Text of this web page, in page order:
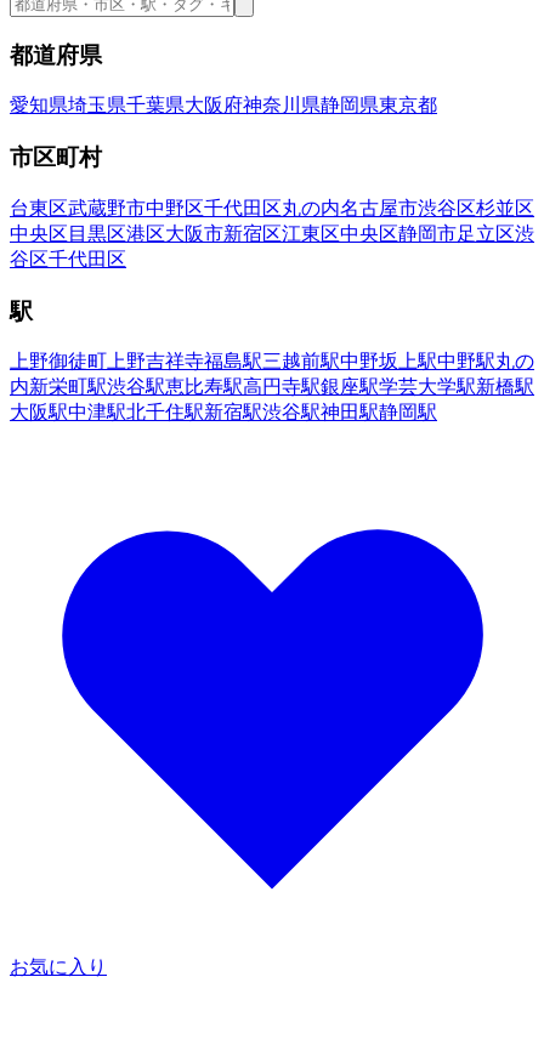
都道府県
愛知県埼玉県千葉県大阪府神奈川県静岡県東京都
市区町村
台東区武蔵野市中野区千代田区丸の内名古屋市渋谷区杉並区
中央区 目黒区港区大阪市新宿区江東区中央区静岡市足立区渋
谷区千代田区
駅
上野御徒町 上野吉祥寺福島駅三越前駅中野坂上駅中野駅丸の
内新栄町駅渋谷駅恵比寿駅高円寺駅銀座駅学芸大学駅新橋駅
大阪駅中津駅北千住駅新宿駅渋谷駅神田駅静岡駅
お気に入り